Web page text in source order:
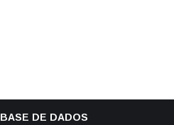
BASE DE DADOS